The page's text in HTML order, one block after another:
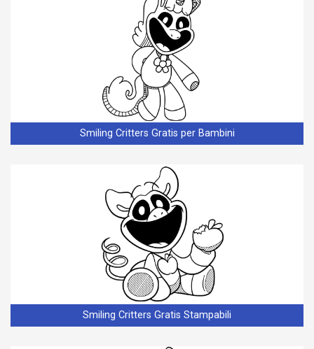
Smiling Critters Gratis per Bambini
Smiling Critters Gratis Stampabili